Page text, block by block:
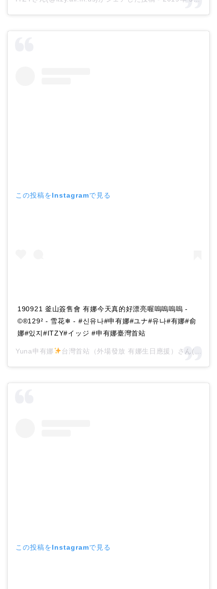
この投稿をInstagramで見る
190921 釜山簽售會 有娜今天真的好漂亮喔嗚嗚嗚嗚 -
©®129² - 雪花❄ - #신유나#申有娜#ユナ#유나#有娜#俞
娜#있지#ITZY#イッジ #申有娜臺灣首站
Yuna申有娜 台灣首站（外場發放 有娜生日應援）さん(@itzy_yuna_tw)がシェアした投稿 -
この投稿をInstagramで見る